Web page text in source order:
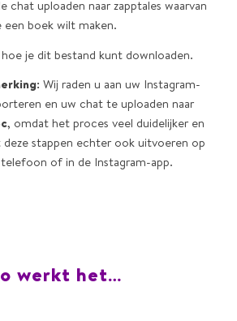
chat uploaden naar zapptales waarvan
een boek wilt maken.
je dit bestand kunt downloaden.
Wij raden u aan uw Instagram-
en uw chat te uploaden naar
, omdat het proces veel duidelijker en
deze stappen echter ook uitvoeren op
of in de Instagram-app.
werkt het…